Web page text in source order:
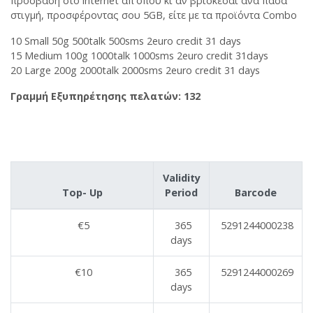
στιγμή, προσφέροντας σου 5GB, είτε με τα προϊόντα Combo
10 Small 50g 500talk 500sms 2euro credit 31 days
15 Medium 100g 1000talk 1000sms 2euro credit 31days
20 Large 200g 2000talk 2000sms 2euro credit 31 days
Γραμμή Εξυπηρέτησης πελατών: 132
Top- Up
Validity
Period
Barcode
€5
365
days
5291244000238
€10
365
days
5291244000269